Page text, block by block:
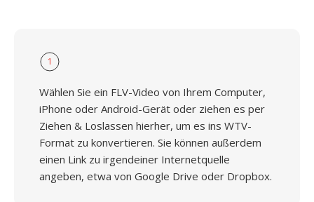
1
Wählen Sie ein FLV-Video von Ihrem Computer,
iPhone oder Android-Gerät oder ziehen es per
Ziehen & Loslassen hierher, um es ins WTV-
Format zu konvertieren. Sie können außerdem
einen Link zu irgendeiner Internetquelle
angeben, etwa von Google Drive oder Dropbox.